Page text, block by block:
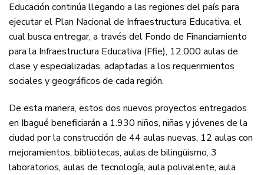
Educación continúa llegando a las regiones del país para
ejecutar el Plan Nacional de Infraestructura Educativa, el
cual busca entregar, a través del Fondo de Financiamiento
para la Infraestructura Educativa (Ffie), 12.000 aulas de
clase y especializadas, adaptadas a los requerimientos
sociales y geográficos de cada región.
De esta manera, estos dos nuevos proyectos entregados
en Ibagué beneficiarán a 1.930 niños, niñas y jóvenes de la
ciudad por la construcción de 44 aulas nuevas, 12 aulas con
mejoramientos, bibliotecas, aulas de bilingüismo, 3
laboratorios, aulas de tecnología, aula polivalente, aula